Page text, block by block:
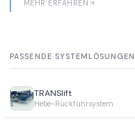
MEHR ERFAHREN
PASSENDE SYSTEMLÖSUNGEN
TRANSlift
Hebe-Rückführsystem